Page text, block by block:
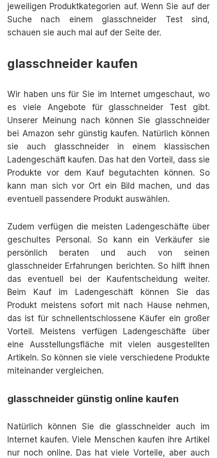
jeweiligen Produktkategorien auf. Wenn Sie auf der
Suche nach einem glasschneider Test sind,
schauen sie auch mal auf der Seite der.
glasschneider kaufen
Wir haben uns für Sie im Internet umgeschaut, wo
es viele Angebote für glasschneider Test gibt.
Unserer Meinung nach können Sie glasschneider
bei Amazon sehr günstig kaufen. Natürlich können
sie auch glasschneider in einem klassischen
Ladengeschäft kaufen. Das hat den Vorteil, dass sie
Produkte vor dem Kauf begutachten können. So
kann man sich vor Ort ein Bild machen, und das
eventuell passendere Produkt auswählen.
Zudem verfügen die meisten Ladengeschäfte über
geschultes Personal. So kann ein Verkäufer sie
persönlich beraten und auch von seinen
glasschneider Erfahrungen berichten. So hilft ihnen
das eventuell bei der Kaufentscheidung weiter.
Beim Kauf im Ladengeschäft können Sie das
Produkt meistens sofort mit nach Hause nehmen,
das ist für schnellentschlossene Käufer ein großer
Vorteil. Meistens verfügen Ladengeschäfte über
eine Ausstellungsfläche mit vielen ausgestellten
Artikeln. So können sie viele verschiedene Produkte
miteinander vergleichen.
glasschneider günstig online kaufen
Natürlich können Sie die glasschneider auch im
Internet kaufen. Viele Menschen kaufen ihre Artikel
nur noch online. Das hat viele Vorteile, aber auch